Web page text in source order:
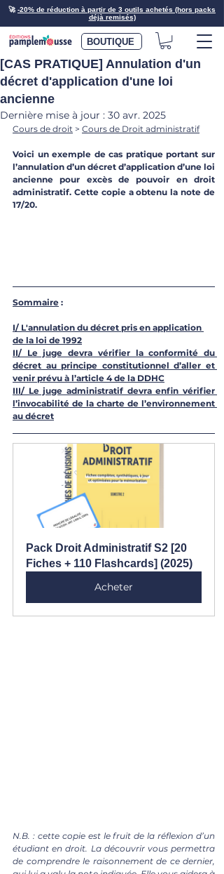
🚀-20% de réduction à partir de 3 outils achetés (hors packs
déjà remisés)
BOUTIQUE
[CAS PRATIQUE] Annulation d'un
décret d'application d'une loi
ancienne
Dernière mise à jour : 30 avr. 2025
Cours de droit > Cours de Droit administratif
Voici un exemple de cas pratique portant sur
l’annulation d’un décret d’application d’une loi
ancienne pour excès de pouvoir en droit
administratif. Cette copie a obtenu la note de
17/20.
Sommaire :
I/ L'annulation du décret pris en application
de la loi de 1992
II/ Le juge devra vérifier la conformité du
décret au principe constitutionnel d’aller et
venir prévu à l’article 4 de la DDHC
III/ Le juge administratif devra enfin vérifier
l’invocabilité de la charte de l’environnement
au décret
Pack Droit Administratif S2 [20
Fiches + 110 Flashcards] (2025)
Acheter
N.B. : cette copie est le fruit de la réflexion d’un
étudiant en droit. La découvrir vous permettra
de comprendre le raisonnement de ce dernier,